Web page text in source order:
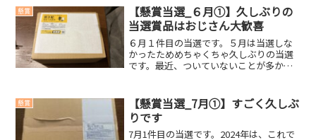
金券。２日で4,000円分の臨時収入。株主
優...
懸賞
【懸賞当選_６月①】久しぶりの
当選賞品はおじさん大歓喜
６月１件目の当選です。５月は当選しな
かったためめちゃくちゃ久しぶりの当選
です。最近、ついていないことが多かっ
り糖質ゼロ350ml２本最高にうれしい当選
品です。デニムコー...
懸賞
【懸賞当選_7月①】すごく久しぶ
りです
7月1件目の当選です。2024年は、これで